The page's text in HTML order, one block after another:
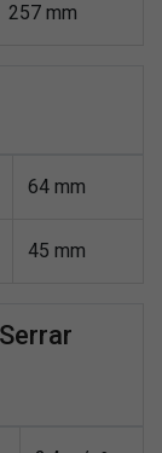
257 mm
64 mm
45 mm